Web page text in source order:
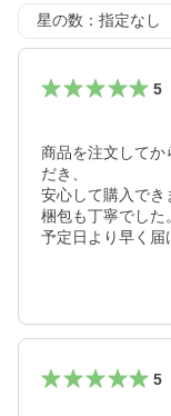
星の数
5
商品を注文してか
だき、
安心して購入でき
梱包も丁寧でした。
予定日より早く届
5